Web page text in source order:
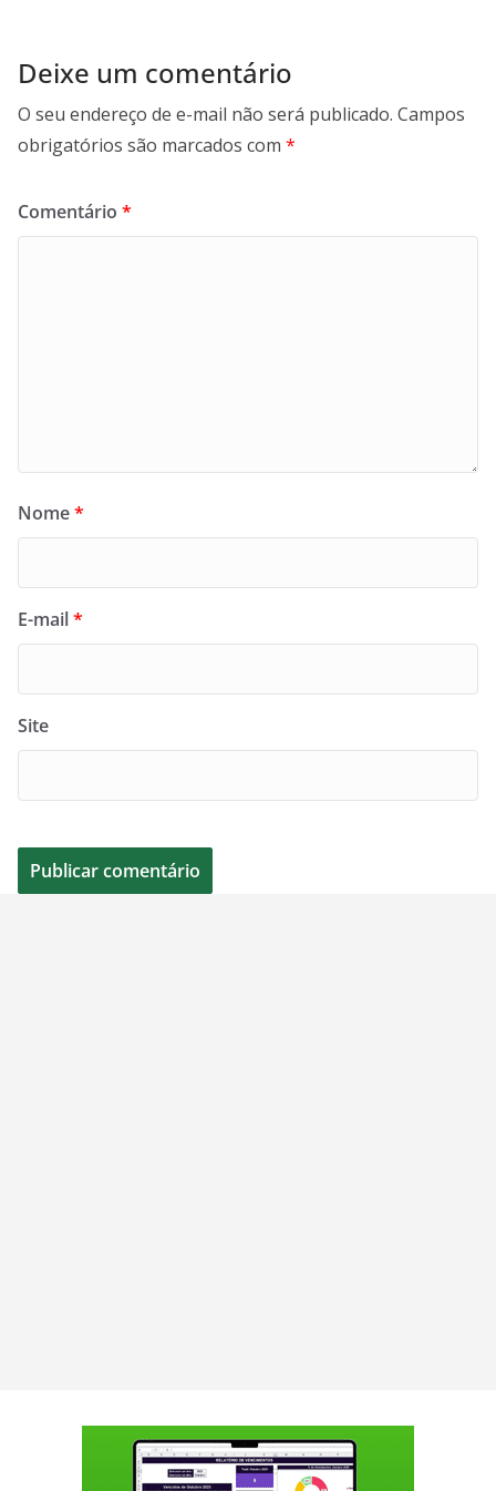
Deixe um comentário
O seu endereço de e-mail não será publicado. Campos
obrigatórios são marcados com *
Comentário *
Nome*
E-mail*
Site